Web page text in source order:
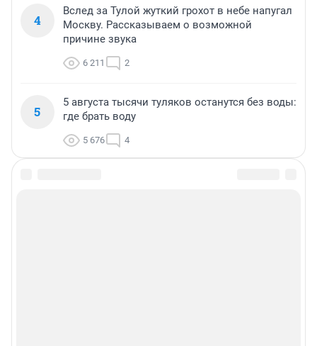
4
Вслед за Тулой жуткий грохот в небе напугал
Москву. Рассказываем о возможной
причине звука
6 211 2
5
5 августа тысячи туляков останутся без воды:
где брать воду
5 676 4